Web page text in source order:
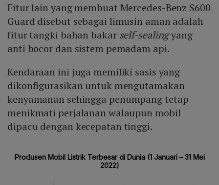
Fitur lain yang membuat Mercedes-Benz S600
Guard disebut sebagai limusin aman adalah
fitur tangki bahan bakar self-sealingyang
anti bocor dan sistem pemadam api.
Kendaraan ini juga memiliki sasis yang
dikonfigurasikan untuk mengutamakan
kenyamanan sehingga penumpang tetap
menikmati perjalanan walaupun mobil
dipacu dengan kecepatan tinggi.